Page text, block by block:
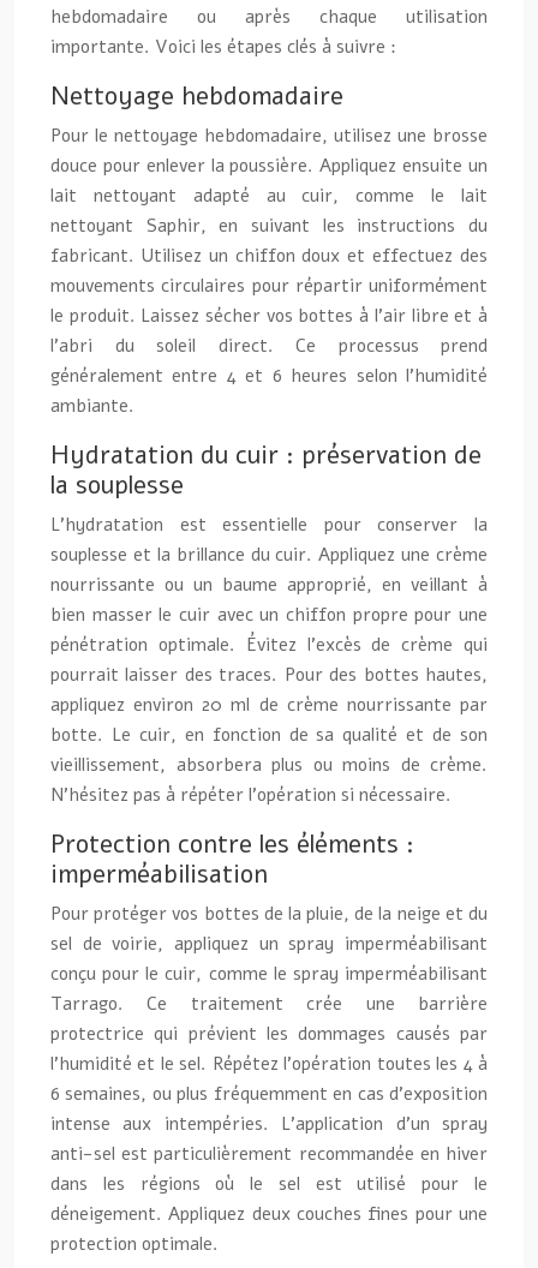
hebdomadaire ou après chaque utilisation
importante. Voici les étapes clés à suivre :
Nettoyage hebdomadaire
Pour le nettoyage hebdomadaire, utilisez une brosse
douce pour enlever la poussière. Appliquez ensuite un
lait nettoyant adapté au cuir, comme le lait
nettoyant Saphir, en suivant les instructions du
fabricant. Utilisez un chiffon doux et effectuez des
mouvements circulaires pour répartir uniformément
le produit. Laissez sécher vos bottes à l’air libre et à
l’abri du soleil direct. Ce processus prend
généralement entre 4 et 6 heures selon l’humidité
ambiante.
Hydratation du cuir : préservation de
la souplesse
L’hydratation est essentielle pour conserver la
souplesse et la brillance du cuir. Appliquez une crème
nourrissante ou un baume approprié, en veillant à
bien masser le cuir avec un chiffon propre pour une
pénétration optimale. Évitez l’excès de crème qui
pourrait laisser des traces. Pour des bottes hautes,
appliquez environ 20 ml de crème nourrissante par
botte. Le cuir, en fonction de sa qualité et de son
vieillissement, absorbera plus ou moins de crème.
N’hésitez pas à répéter l’opération si nécessaire.
Protection contre les éléments :
imperméabilisation
Pour protéger vos bottes de la pluie, de la neige et du
sel de voirie, appliquez un spray imperméabilisant
conçu pour le cuir, comme le spray imperméabilisant
Tarrago. Ce traitement crée une barrière
protectrice qui prévient les dommages causés par
l’humidité et le sel. Répétez l’opération toutes les 4 à
6 semaines, ou plus fréquemment en cas d’exposition
intense aux intempéries. L’application d’un spray
anti-sel est particulièrement recommandée en hiver
dans les régions où le sel est utilisé pour le
déneigement. Appliquez deux couches fines pour une
protection optimale.